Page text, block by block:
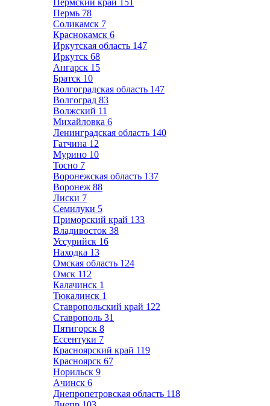
Пермский край 151
Пермь 78
Соликамск 7
Краснокамск 6
Иркутская область 147
Иркутск 68
Ангарск 15
Братск 10
Волгоградская область 147
Волгоград 83
Волжский 11
Михайловка 6
Ленинградская область 140
Гатчина 12
Мурино 10
Тосно 7
Воронежская область 137
Воронеж 88
Лиски 7
Семилуки 5
Приморский край 133
Владивосток 38
Уссурийск 16
Находка 13
Омская область 124
Омск 112
Калачинск 1
Тюкалинск 1
Ставропольский край 122
Ставрополь 31
Пятигорск 8
Ессентуки 7
Красноярский край 119
Красноярск 67
Норильск 9
Ачинск 6
Днепропетровская область 118